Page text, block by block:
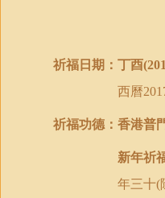
祈福日期：丁酉
西曆
祈福功德：香港普
新年祈
年三十(